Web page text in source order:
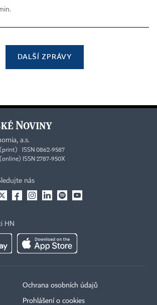
DALŠÍ ZPRÁVY
a.s.
ISSN 0862-9587
ISSN 2787-950X
nás
HN
Ochrana osobních údajů
Prohlášení o cookies